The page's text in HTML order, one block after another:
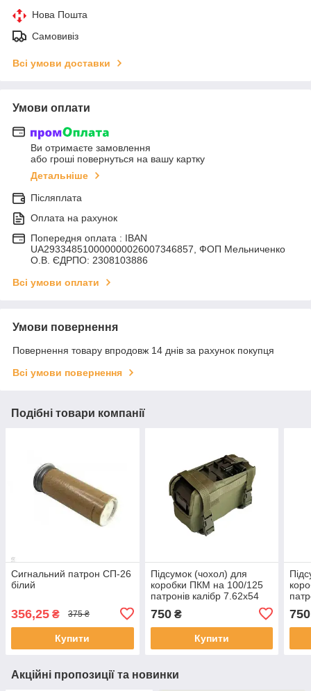
Нова Пошта
Самовивіз
Всі умови доставки
Умови оплати
Ви отримаєте замовлення
або гроші повернуться на вашу картку
Детальніше
Післяплата
Оплата на рахунок
Попередня оплата : IBAN
UA293348510000000026007346857, ФОП Мельниченко
О.В. ЄДРПО: 2308103886
Всі умови оплати
Умови повернення
Повернення товару впродовж 14 днів за рахунок покупця
Всі умови повернення
Подібні товари компанії
Сигнальний патрон СП-26
білий
356,25 ₴ 375 ₴
Купити
Підсумок (чохол) для
коробки ПКМ на 100/125
патронів калібр 7.62х54
колір - ОЛИВА (зелений)
750₴
Купити
750
Акційні пропозиції та новинки